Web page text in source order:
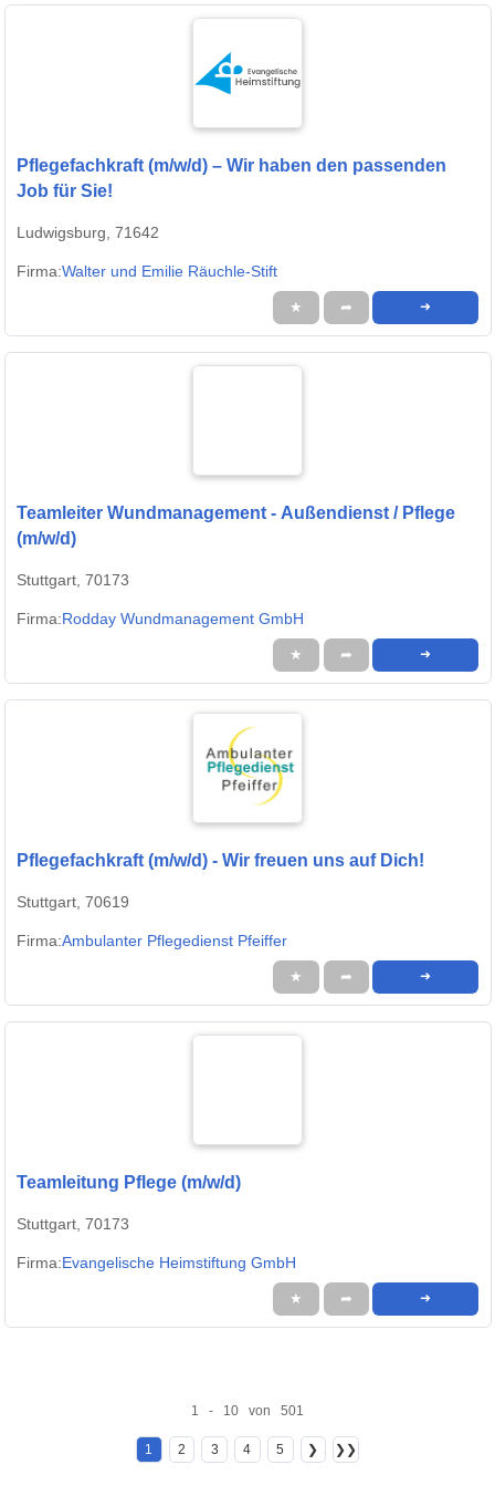
Pflegefachkraft (m/w/d) – Wir haben den passenden
Job für Sie!
Ludwigsburg, 71642
Firma:Walter und Emilie Räuchle-Stift
★ ➦ ➜
Teamleiter Wundmanagement - Außendienst / Pflege
(m/w/d)
Stuttgart, 70173
Firma:Rodday Wundmanagement GmbH
★ ➦ ➜
Pflegefachkraft (m/w/d) - Wir freuen uns auf Dich!
Stuttgart, 70619
Firma:Ambulanter Pflegedienst Pfeiffer
★ ➦ ➜
Teamleitung Pflege (m/w/d)
Stuttgart, 70173
Firma:Evangelische Heimstiftung GmbH
★ ➦ ➜
1 - 10 von 501
1 2 3 4 5 ❯ ❯❯